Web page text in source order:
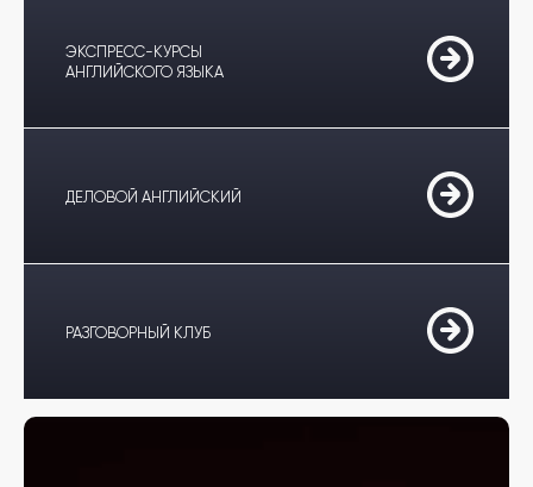
ЭКСПРЕСС-КУРСЫ
АНГЛИЙСКОГО ЯЗЫКА
ДЕЛОВОЙ АНГЛИЙСКИЙ
РАЗГОВОРНЫЙ КЛУБ